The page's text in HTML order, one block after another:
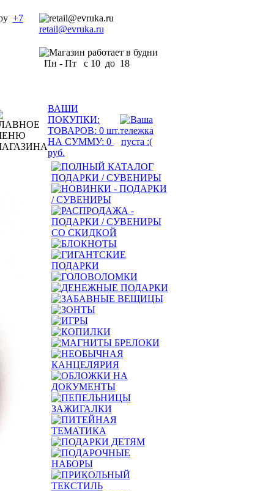
+7
retail@evruka.ru
Пн - Пт с 10 до 18
ВАШИ
ПОКУПКИ:
ТОВАРОВ: 0 шт.
НА СУММУ: 0
руб.